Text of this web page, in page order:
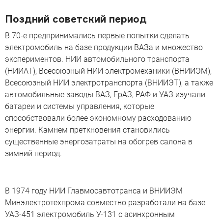
Поздний советский период
В 70-е предпринимались первые попытки сделать
электромобиль на базе продукции ВАЗа и множество
экспериментов. НИИ автомобильного транспорта
(НИИАТ), Всесоюзный НИИ электромеханики (ВНИИЭМ),
Всесоюзный НИИ электротранспорта (ВНИИЭТ), а также
автомобильные заводы ВАЗ, ЕрАЗ, РАФ и УАЗ изучали
батареи и системы управления, которые
способствовали более экономному расходованию
энергии. Камнем преткновения становились
существенные энергозатраты на обогрев салона в
зимний период.
В 1974 году НИИ Главмосавтотранса и ВНИИЭМ
Минэлектротехпрома совместно разработали на базе
УАЗ-451 электромобиль У-131 с асинхронным